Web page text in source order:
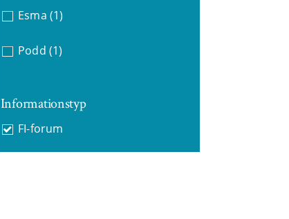
Esma (1)
Podd (1)
Informationstyp
FI-forum